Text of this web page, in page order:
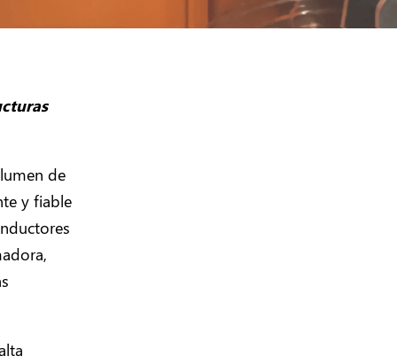
de
y fiable